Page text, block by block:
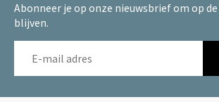
Abonneer je op onze nieuwsbrief om op
blijven.